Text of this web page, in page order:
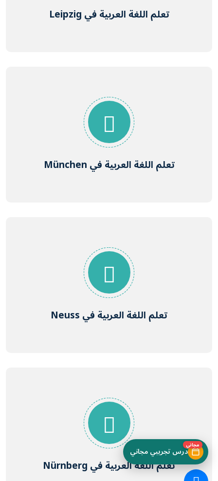
تعلم اللغة العربية في Leipzig
تعلم اللغة العربية في München
تعلم اللغة العربية في Neuss
تعلم اللغة العربية في Nürnberg
مجانيدرس تجريبي مجاني